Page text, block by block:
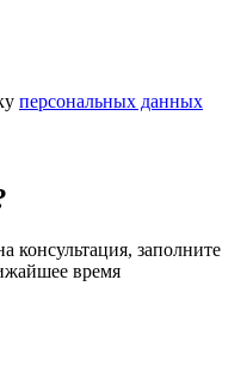
персональных данных
консультация, заполните
время